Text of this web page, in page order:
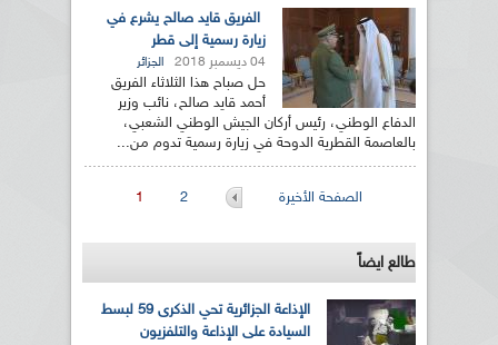
الفريق قايد صالح يشرع في
زيارة رسمية إلى قطر
04 ديسمبر 2018 الجزائر
حل صباح هذا الثلاثاء الفريق
أحمد قايد صالح، نائب وزير
الدفاع الوطني، رئيس أركان الجيش الوطني الشعبي،
بالعاصمة القطرية الدوحة في زيارة رسمية تدوم من...
الصفحات 1 2 الصفحة الأخيرة
طالع ايضاً
الإذاعة الجزائرية تحي الذكرى 59 لبسط
السيادة على الإذاعة والتلفزيون